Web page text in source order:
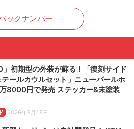
ックナンバー
」初期型の外装が蘇る！「復刻サイド
テールカウルセット」ニューパールホ
8000円で発売 ステッカー&未塗装
2026年5月15日